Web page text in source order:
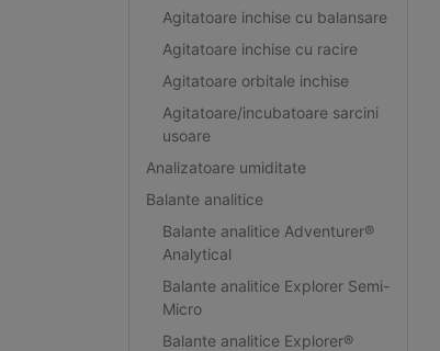
Agitatoare inchise cu balansare
Agitatoare inchise cu racire
Agitatoare orbitale inchise
Agitatoare/incubatoare sarcini
usoare
Analizatoare umiditate
Balante analitice
Balante analitice Adventurer®
Analytical
Balante analitice Explorer Semi-
Micro
Balante analitice Explorer®